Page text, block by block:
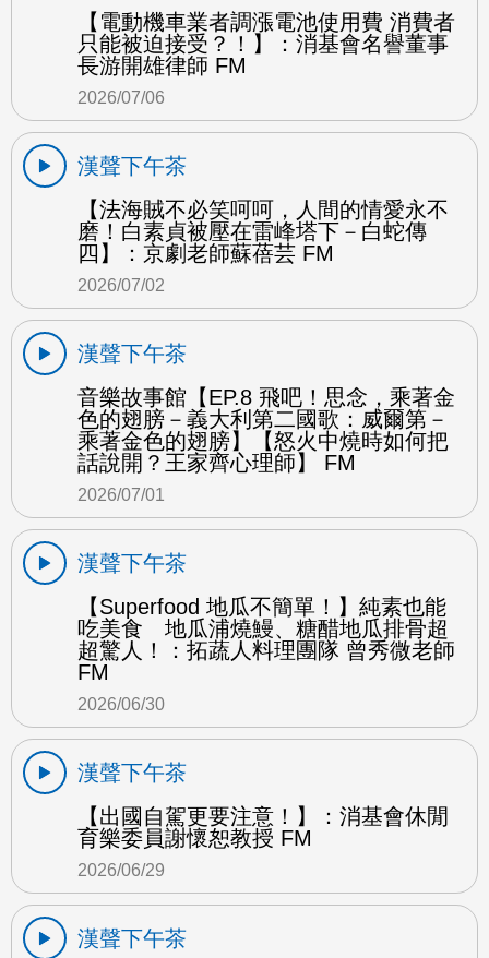
【電動機車業者調漲電池使用費 消費者
只能被迫接受？！】：消基會名譽董事
長游開雄律師 FM
2026/07/06
漢聲下午茶
【法海賊不必笑呵呵，人間的情愛永不
磨！白素貞被壓在雷峰塔下－白蛇傳
四】：京劇老師蘇蓓芸 FM
2026/07/02
漢聲下午茶
音樂故事館【EP.8 飛吧！思念，乘著金
色的翅膀－義大利第二國歌：威爾第－
乘著金色的翅膀】【怒火中燒時如何把
話說開？王家齊心理師】 FM
2026/07/01
漢聲下午茶
【Superfood 地瓜不簡單！】純素也能
吃美食 地瓜浦燒鰻、糖醋地瓜排骨超
超驚人！：拓蔬人料理團隊 曾秀微老師
FM
2026/06/30
漢聲下午茶
【出國自駕更要注意！】：消基會休閒
育樂委員謝懷恕教授 FM
2026/06/29
漢聲下午茶